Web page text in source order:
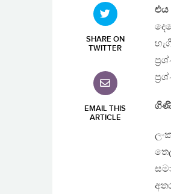
SHARE ON
TWITTER
EMAIL THIS
ARTICLE
එය